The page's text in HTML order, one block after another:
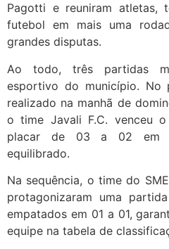
Pagotti e reuniram atletas,
futebol em mais uma
grandes disputas.
Ao todo, três partidas
esportivo do município. No
realizado na manhã de
o time Javali F.C. venceu
placar de 03 a 02 em
equilibrado.
Na sequência, o time do
protagonizaram uma
empatados em 01 a 01,
equipe na tabela de